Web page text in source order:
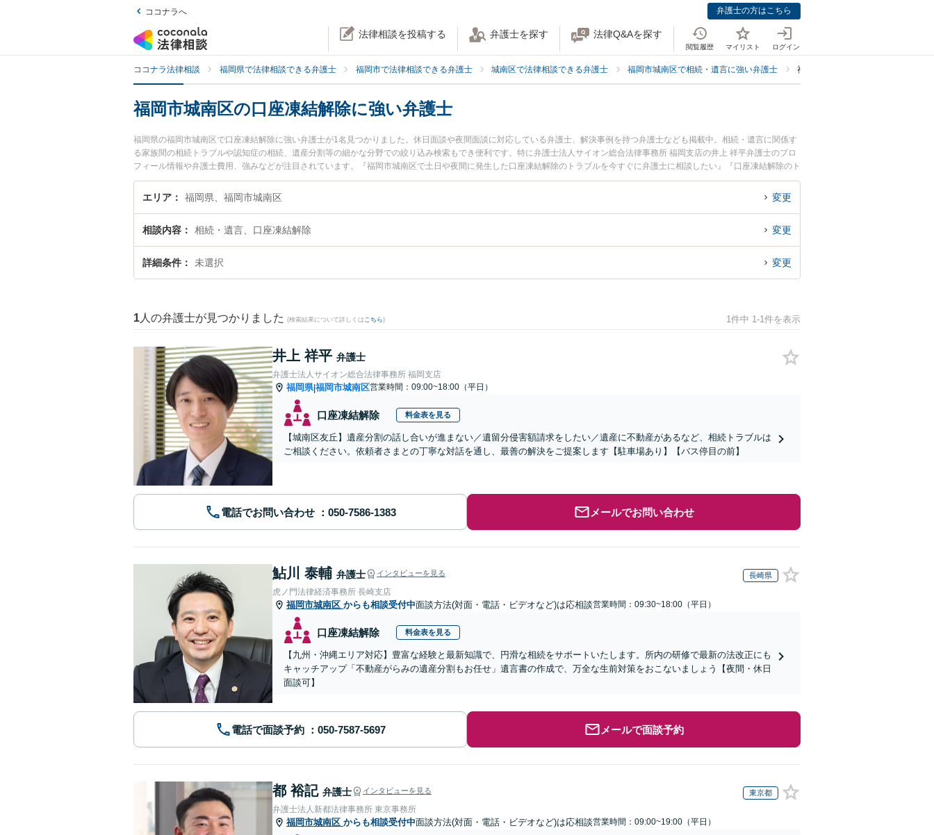
ココナラへ 弁護士の方はこちら
法律相談を投稿する 弁護士を探す 法律Q&Aを探す
閲覧履歴 マイリスト ログイン
ココナラ法律相談 福岡県で法律相談できる弁護士 福岡市で法律相談できる弁護士 城南区で法律相談できる弁護士 福岡市城南区で相続・遺言に強い弁護士 福岡市城南区で口座凍結解除に強い
福岡市城南区の口座凍結解除に強い弁護士
福岡県の福岡市城南区で口座凍結解除に強い弁護士が1名見つかりました。休日面談や夜間面談に対応している弁護士、解決事例を持つ弁護士なども掲載中。相続・遺言に関係す
る家族間の相続トラブルや認知症の相続、遺産分割等の細かな分野での絞り込み検索もでき便利です。特に弁護士法人サイオン総合法律事務所 福岡支店の井上 祥平弁護士のプロ
フィール情報や弁護士費用、強みなどが注目されています。『福岡市城南区で土日や夜間に発生した口座凍結解除のトラブルを今すぐに弁護士に相談したい』『口座凍結解除のト
ラブル解決の実績豊富な近くの弁護士を検索したい』『初回相談無料で口座凍結解除を法律相談できる福岡市城南区内の弁護士に相談予約したい』などでお困りの相談者さんにお
すすめです。
エリア 福岡県、福岡市城南区 変更
相談内容 相続・遺言、口座凍結解除 変更
詳細条件 未選択 変更
1 人の弁護士が見つかりました (検索結果について詳しくは こちら) 1件中 1-1件を表示
井上 祥平 弁護士
弁護士法人サイオン総合法律事務所 福岡支店
福岡県|福岡市城南区営業時間：09:00~18:00（平日）
口座凍結解除 料金表を見る
【城南区友丘】遺産分割の話し合いが進まない／遺留分侵害額請求をしたい／遺産に不動産があるなど、相続トラブルは
ご相談ください。依頼者さまとの丁寧な対話を通し、最善の解決をご提案します【駐車場あり】【バス停目の前】
電話でお問い合わせ メールでお問い合わせ
鮎川 泰輔 弁護士 インタビューを見る 長崎県
虎ノ門法律経済事務所 長崎支店
福岡市城南区 からも相談受付中面談方法(対面・電話・ビデオなど)は応相談営業時間：09:30~18:00（平日）
口座凍結解除 料金表を見る
【九州・沖縄エリア対応】豊富な経験と最新知識で、円滑な相続をサポートいたします。所内の研修で最新の法改正にも
キャッチアップ「不動産がらみの遺産分割もお任せ」遺言書の作成で、万全な生前対策をおこないましょう【夜間・休日
面談可】
電話で面談予約 メールで面談予約
都 裕記 弁護士 インタビューを見る 東京都
弁護士法人新都法律事務所 東京事務所
福岡市城南区 からも相談受付中面談方法(対面・電話・ビデオなど)は応相談営業時間：09:00~19:00（平日）